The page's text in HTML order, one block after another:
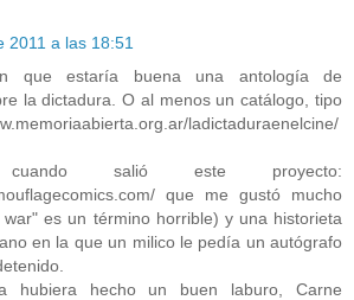
2011 a las 18:51
que estaría buena una antología de
la dictadura. O al menos un catálogo, tipo
ladictaduraenelcine/
cuando salió este proyecto:
que me gustó mucho
war" es un término horrible) y una historieta
en la que un milico le pedía un autógrafo
hubiera hecho un buen laburo, Carne